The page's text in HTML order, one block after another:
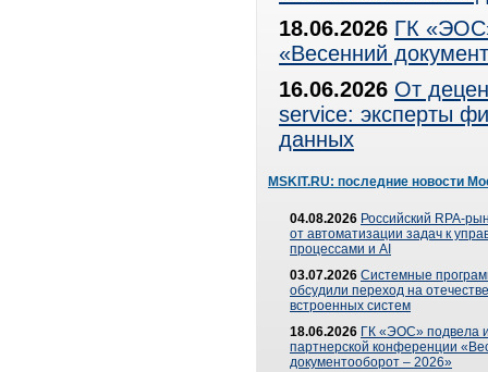
18.06.2026 ГК
«Весенний
16.06.2026 От
service: эксперты
данных
MSKIT.RU: последние новости
04.08.2026 Российский RPA-
от автоматизации задач к
процессами и AI
03.07.2026 Системные
обсудили переход на
встроенных систем
18.06.2026 ГК «ЭОС» подвела
партнерской конференции
документооборот – 2026»